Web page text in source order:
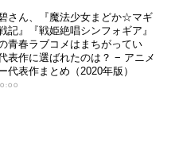
さん、『魔法少女まどか☆マギ
記』『戦姫絶唱シンフォギア』
青春ラブコメはまちがってい
表作に選ばれたのは？ − アニメ
代表作まとめ（2020年版）